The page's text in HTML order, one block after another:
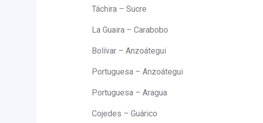
Táchira – Sucre
La Guaira – Carabobo
Bolívar – Anzoátegui
Portuguesa – Anzoátegui
Portuguesa – Aragua
Cojedes – Guárico